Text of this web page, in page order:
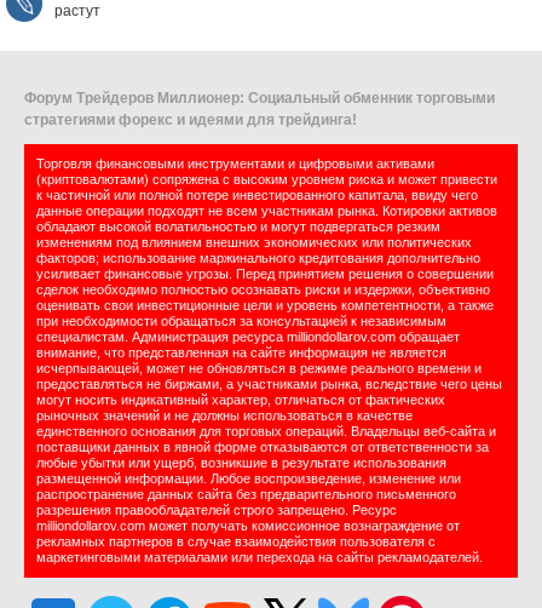
растут
Форум Трейдеров Миллионер: Социальный обменник торговыми
стратегиями форекс и идеями для трейдинга!
Торговля финансовыми инструментами и цифровыми активами
(криптовалютами) сопряжена с высоким уровнем риска и может привести
к частичной или полной потере инвестированного капитала, ввиду чего
данные операции подходят не всем участникам рынка. Котировки активов
обладают высокой волатильностью и могут подвергаться резким
изменениям под влиянием внешних экономических или политических
факторов; использование маржинального кредитования дополнительно
усиливает финансовые угрозы. Перед принятием решения о совершении
сделок необходимо полностью осознавать риски и издержки, объективно
оценивать свои инвестиционные цели и уровень компетентности, а также
при необходимости обращаться за консультацией к независимым
специалистам. Администрация ресурса milliondollarov.com обращает
внимание, что представленная на сайте информация не является
исчерпывающей, может не обновляться в режиме реального времени и
предоставляться не биржами, а участниками рынка, вследствие чего цены
могут носить индикативный характер, отличаться от фактических
рыночных значений и не должны использоваться в качестве
единственного основания для торговых операций. Владельцы веб-сайта и
поставщики данных в явной форме отказываются от ответственности за
любые убытки или ущерб, возникшие в результате использования
размещенной информации. Любое воспроизведение, изменение или
распространение данных сайта без предварительного письменного
разрешения правообладателей строго запрещено. Ресурс
milliondollarov.com может получать комиссионное вознаграждение от
рекламных партнеров в случае взаимодействия пользователя с
маркетинговыми материалами или перехода на сайты рекламодателей.